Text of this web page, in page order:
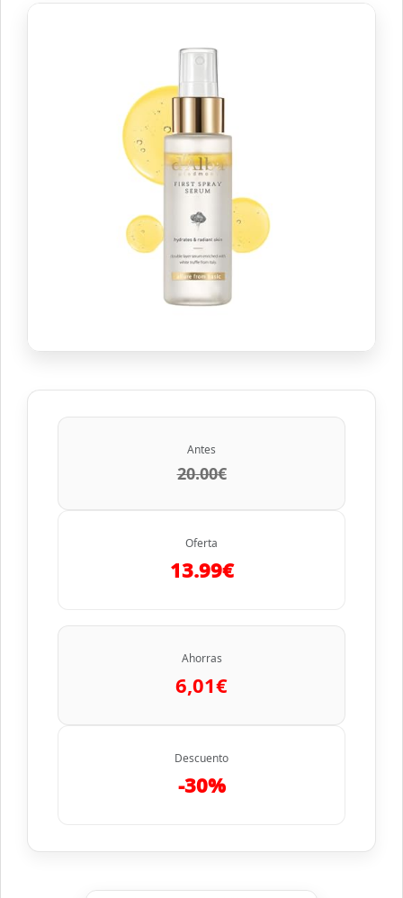
Antes
20.00€
Oferta
13.99€
Ahorras
6,01€
Descuento
-30%